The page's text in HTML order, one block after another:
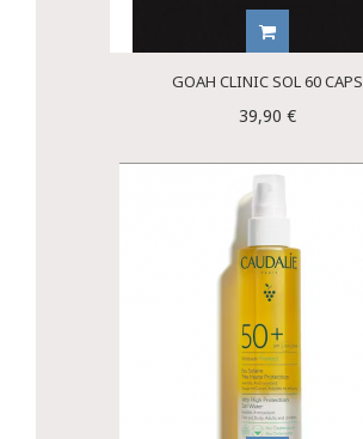
GOAH CLINIC SOL 60 CAPS
39,90 €